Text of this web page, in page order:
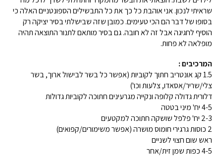
שראיתי לנכון. אני אוהבת כל כך את כל התבשילים הספונטניים האלה כי
בסופו של דבר הם הכי טעימים. כמובן שזה שבישלתי בסיר יציקה רק
הוסיף לחגיגה אבל זה לא חובה. גם בסיר מותאם לתנור התוצאה תהיה
מופלאה לא פחות.
המרכיבים :
1.5 קג אונטריב חתוך לקוביות (אפשר כל בשר לבישול ארוך, בשר
צלי/שריר/אסאדו, צלעות וכו')
דלורית גדולה קלופה ונקייה מגרעינים חתוכה לקוביות גדולות
4-5 יח' מיני בטטה
2-3 יח' פלפל שושקה חתוכה למקטעים
2 כוסות גרגירי חומוס מושרה (אפשר משימורים/קפואים)
ראש שום חצוי לשניים
4-5 כפות שמן זית/אחר